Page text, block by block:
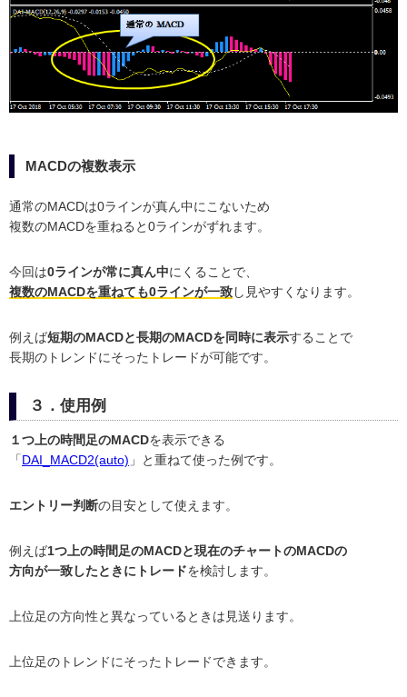
MACDの複数表示
通常のMACDは0ラインが真ん中にこないため
複数のMACDを重ねると0ラインがずれます。
今回は0ラインが常に真ん中にくることで、
複数のMACDを重ねても0ラインが一致し見やすくなります。
例えば短期のMACDと長期のMACDを同時に表示することで
長期のトレンドにそったトレードが可能です。
３．使用例
１つ上の時間足のMACDを表示できる
「DAI_MACD2(auto) 」と重ねて使った例です。
エントリー判断の目安として使えます。
例えば1つ上の時間足のMACDと現在のチャートのMACDの
方向が一致したときにトレードを検討します。
上位足の方向性と異なっているときは見送ります。
上位足のトレンドにそったトレードできます。